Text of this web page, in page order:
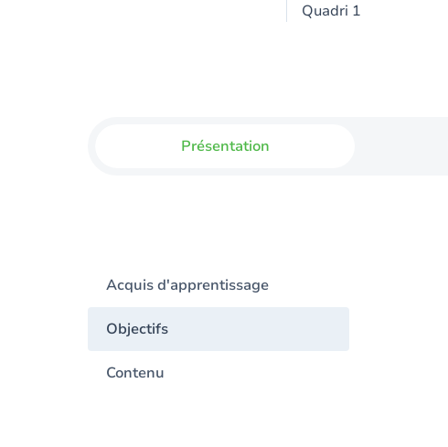
Quadri 1
Présentation
Acquis d'apprentissage
Objectifs
Contenu